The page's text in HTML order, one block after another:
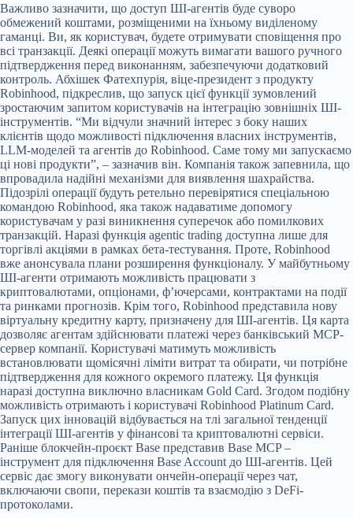
Важливо зазначити, що доступ ШІ-агентів буде суворо
обмежений коштами, розміщеними на їхньому виділеному
гаманці. Ви, як користувач, будете отримувати сповіщення про
всі транзакції. Деякі операції можуть вимагати вашого ручного
підтвердження перед виконанням, забезпечуючи додатковий
контроль. Абхішек Фатехпурія, віце-президент з продукту
Robinhood, підкреслив, що запуск цієї функції зумовлений
зростаючим запитом користувачів на інтеграцію зовнішніх ШІ-
інструментів. “Ми відчули значний інтерес з боку наших
клієнтів щодо можливості підключення власних інструментів,
LLM-моделей та агентів до Robinhood. Саме тому ми запускаємо
ці нові продукти”, – зазначив він. Компанія також запевнила, що
впровадила надійні механізми для виявлення шахрайства.
Підозрілі операції будуть ретельно перевірятися спеціальною
командою Robinhood, яка також надаватиме допомогу
користувачам у разі виникнення суперечок або помилкових
транзакцій. Наразі функція agentic trading доступна лише для
торгівлі акціями в рамках бета-тестування. Проте, Robinhood
вже анонсувала плани розширення функціоналу. У майбутньому
ШІ-агенти отримають можливість працювати з
криптовалютами, опціонами, ф’ючерсами, контрактами на події
та ринками прогнозів. Крім того, Robinhood представила нову
віртуальну кредитну карту, призначену для ШІ-агентів. Ця карта
дозволяє агентам здійснювати платежі через банківський MCP-
сервер компанії. Користувачі матимуть можливість
встановлювати щомісячні ліміти витрат та обирати, чи потрібне
підтвердження для кожного окремого платежу. Ця функція
наразі доступна виключно власникам Gold Card. Згодом подібну
можливість отримають і користувачі Robinhood Platinum Card.
Запуск цих інновацій відбувається на тлі загальної тенденції
інтеграції ШІ-агентів у фінансові та криптовалютні сервіси.
Раніше блокчейн-проєкт Base представив Base MCP –
інструмент для підключення Base Account до ШІ-агентів. Цей
сервіс дає змогу виконувати ончейн-операції через чат,
включаючи свопи, перекази коштів та взаємодію з DeFi-
протоколами.